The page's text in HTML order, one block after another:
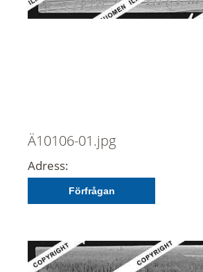
Ä10106-01.jpg
Adress:
Förfrågan